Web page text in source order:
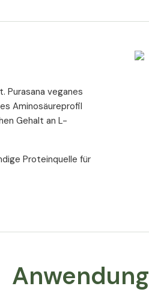
Purasana veganes
Aminosäureprofil
Gehalt an L-
Proteinquelle für
Anwendung